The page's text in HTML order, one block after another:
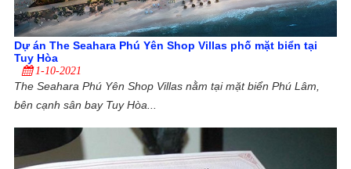
Dự án The Seahara Phú Yên Shop Villas phố mặt biển tại
Tuy Hòa
1-10-2021
The Seahara Phú Yên Shop Villas nằm tại mặt biển Phú Lâm,
bên cạnh sân bay Tuy Hòa...